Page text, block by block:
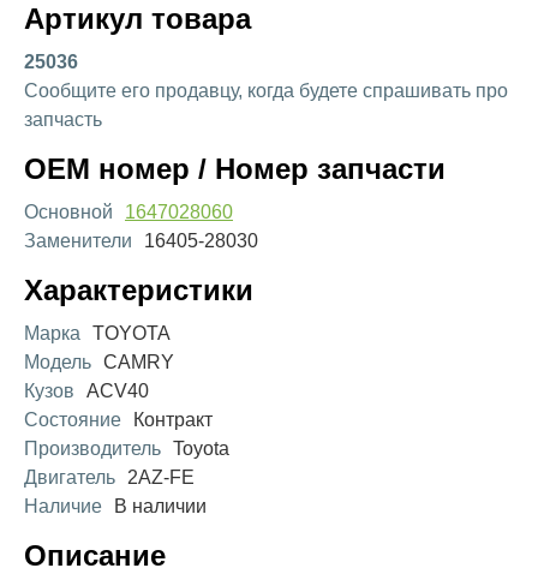
Артикул товара
25036
Сообщите его продавцу, когда будете спрашивать про
запчасть
OEM номер / Номер запчасти
Основной
1647028060
Заменители
16405-28030
Характеристики
Марка
TOYOTA
Модель CAMRY
Кузов
ACV40
Состояние
Контракт
Производитель Toyota
Двигатель
2AZ-FE
Наличие
В наличии
Описание